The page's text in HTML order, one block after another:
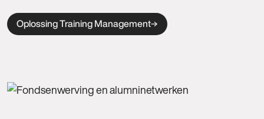
Oplossing Training Management